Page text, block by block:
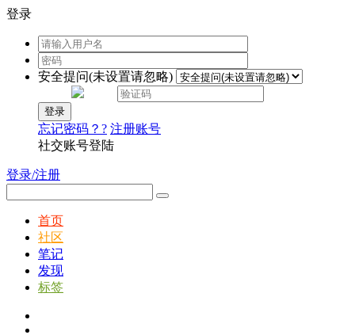
登录
安全提问(未设置请忽略)
登录
忘记密码？? 注册账号
社交账号登陆
登录/注册
首页
社区
笔记
发现
标签